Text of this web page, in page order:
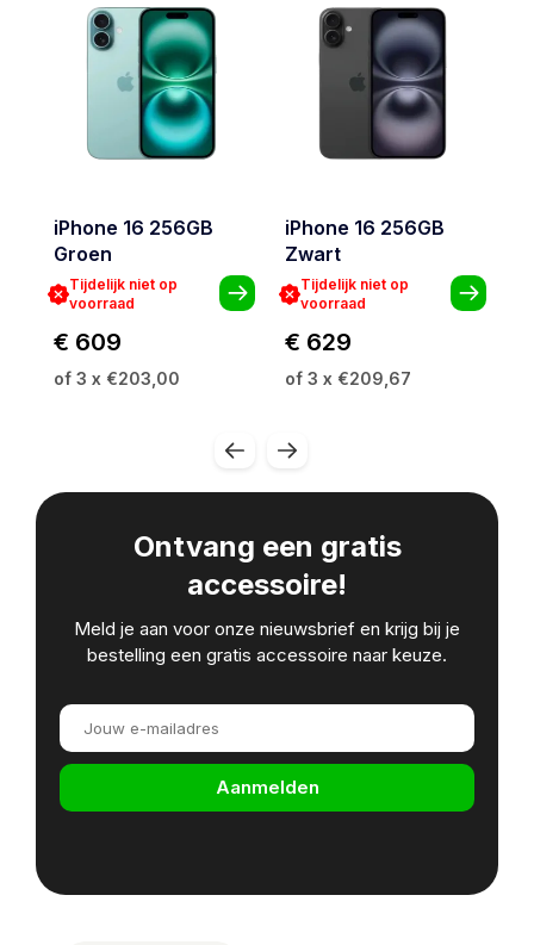
iPhone 16 256GB
Groen
Tijdelijk niet op
voorraad
€ 609
of 3 x €203,00
iPhone 16 256GB
Zwart
Tijdelijk niet op
voorraad
€ 629
of 3 x €209,67
Ontvang een gratis
accessoire!
Meld je aan voor onze nieuwsbrief en krijg bij je
bestelling een gratis accessoire naar keuze.
Aanmelden